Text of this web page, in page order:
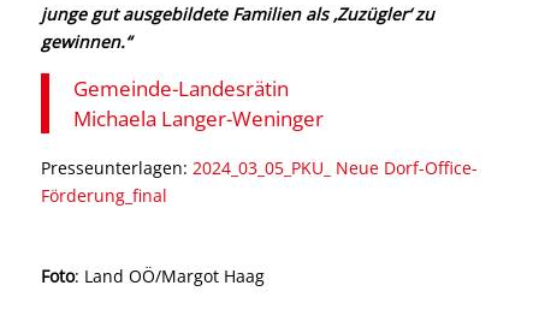
junge gut ausgebildete Familien als ‚Zuzügler‘ zu
gewinnen.“
Gemeinde-Landesrätin
Michaela Langer-Weninger
Presseunterlagen: 2024_03_05_PKU_ Neue Dorf-Office-
Förderung_final
Foto: Land OÖ/Margot Haag